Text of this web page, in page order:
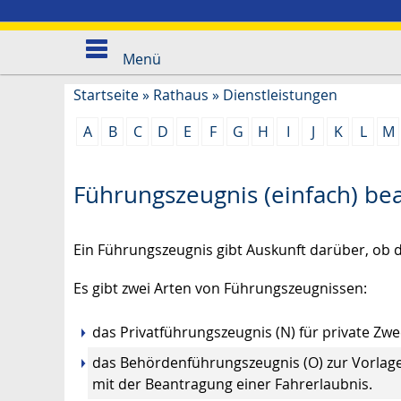
Menü
Startseite» Rathaus » Dienstleistungen
A
B C D E F G H I J K L M
Führungszeugnis (einfach)
Ein Führungszeugnis gibt Auskunft darüber,
Es gibt zwei Arten von Führungszeugnissen:
das Privatführungszeugnis (N) für private
das Behördenführungszeugnis (O) zur
mit der Beantragung einer Fahrerlaubnis.